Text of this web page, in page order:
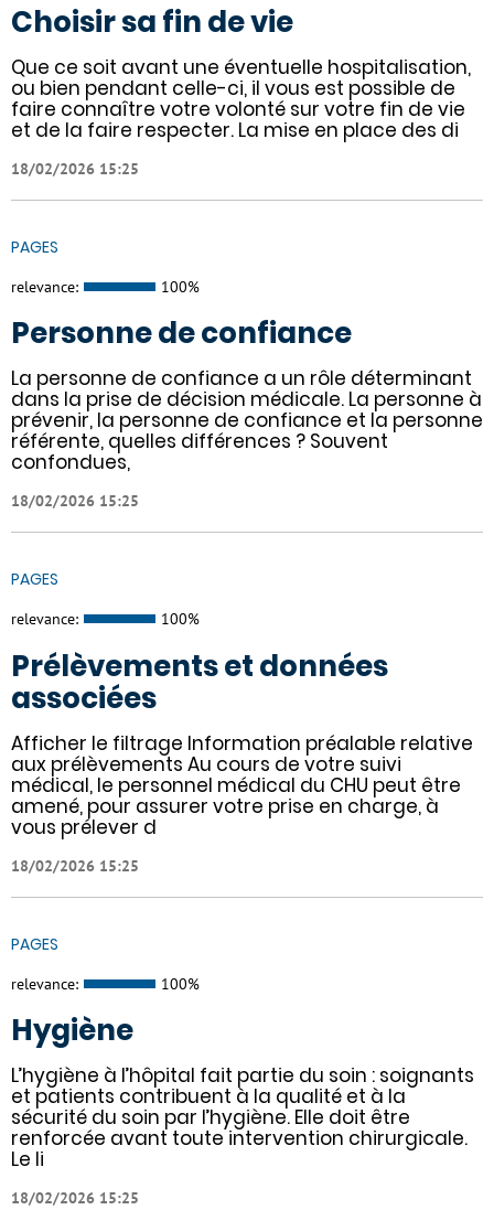
Choisir sa fin de vie
Que ce soit avant une éventuelle hospitalisation,
ou bien pendant celle-ci, il vous est possible de
faire connaître votre volonté sur votre fin de vie
et de la faire respecter. La mise en place des di
18/02/2026 15:25
PAGES
relevance: 100%
Personne de confiance
La personne de confiance a un rôle déterminant
dans la prise de décision médicale. La personne à
prévenir, la personne de confiance et la personne
référente, quelles différences ? Souvent
confondues,
18/02/2026 15:25
PAGES
relevance: 100%
Prélèvements et données
associées
Afficher le filtrage Information préalable relative
aux prélèvements Au cours de votre suivi
médical, le personnel médical du CHU peut être
amené, pour assurer votre prise en charge, à
vous prélever d
18/02/2026 15:25
PAGES
relevance: 100%
Hygiène
L’hygiène à l’hôpital fait partie du soin : soignants
et patients contribuent à la qualité et à la
sécurité du soin par l’hygiène. Elle doit être
renforcée avant toute intervention chirurgicale.
Le li
18/02/2026 15:25